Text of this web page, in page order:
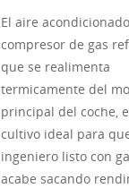
El aire
compresor de gas
que se realimenta
termicamente del
principal del coche,
cultivo ideal para
ingeniero listo con
acabe sacando